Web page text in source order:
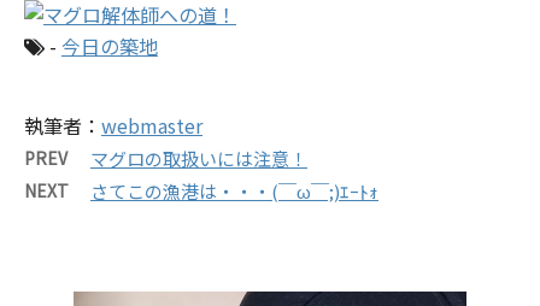
- 今日の築地
執筆者： webmaster
PREV マグロの取扱いには注意！
NEXT さてこの漁港は・・・(￣ω￣;)ｴｰﾄｫ